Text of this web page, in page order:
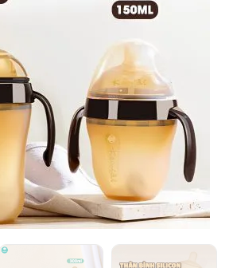
Mã giảm giá:
Ngày hết hạn: